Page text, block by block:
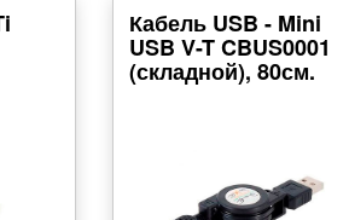
Кабель USB - Mini
USB V-T CBUS0001
(складной), 80см.